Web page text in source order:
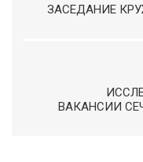
ЗАСЕДАНИЕ
ВАКАНСИИ